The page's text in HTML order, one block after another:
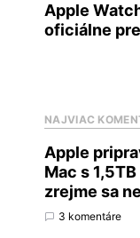
Apple
oficiálne
NAJVIAC
Apple
Mac s 1,5TB
zrejme sa
3 komentáre